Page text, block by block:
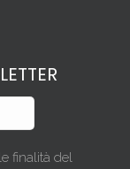
finalità del